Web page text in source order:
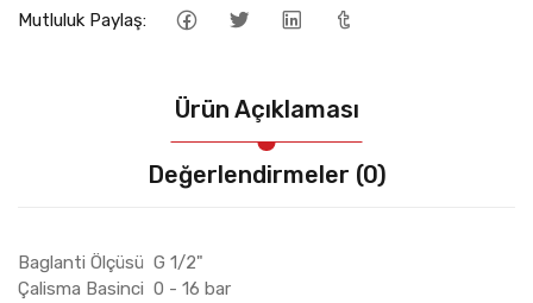
Mutluluk Paylaş:
Ürün Açıklaması
Değerlendirmeler (0)
Baglanti Ölçüsü G 1/2"
Çalisma Basinci 0 - 16 bar